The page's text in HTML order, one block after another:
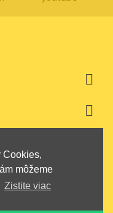
Cookies,
môžeme
Zistite viac

